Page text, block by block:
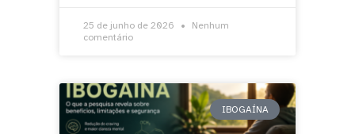
25 de junho de 2026
Nenhum
comentário
IBOGAÍNA